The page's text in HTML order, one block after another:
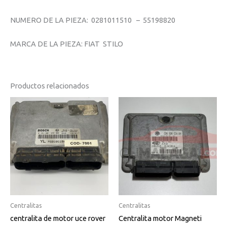
NUMERO DE LA PIEZA: 0281011510 – 55198820
MARCA DE LA PIEZA: FIAT STILO
Productos relacionados
Centralitas
centralita de motor uce rover
Centralitas
Centralita motor Magneti